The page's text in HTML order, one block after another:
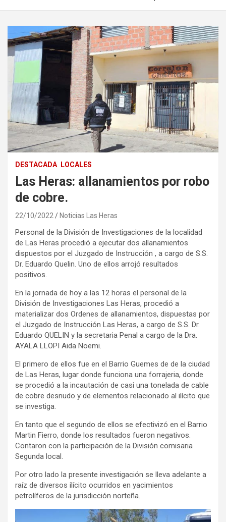
DESTACADA LOCALES
Las Heras: allanamientos por robo
de cobre.
22/10/2022 Noticias Las Heras
Personal de la División de Investigaciones de la localidad
de Las Heras procedió a ejecutar dos allanamientos
dispuestos por el Juzgado de Instrucción , a cargo de S.S.
Dr. Eduardo Quelin. Uno de ellos arrojó resultados
positivos.
En la jornada de hoy a las 12 horas el personal de la
División de Investigaciones Las Heras, procedió a
materializar dos Ordenes de allanamientos, dispuestas por
el Juzgado de Instrucción Las Heras, a cargo de S.S. Dr.
Eduardo QUELIN y la secretaria Penal a cargo de la Dra.
AYALA LLOPI Aida Noemi.
El primero de ellos fue en el Barrio Guemes de de la ciudad
de Las Heras, lugar donde funciona una forrajeria, donde
se procedió a la incautación de casi una tonelada de cable
de cobre desnudo y de elementos relacionado al ilícito que
se investiga.
En tanto que el segundo de ellos se efectivizó en el Barrio
Martin Fierro, donde los resultados fueron negativos.
Contaron con la participación de la División comisaria
Segunda local.
Por otro lado la presente investigación se lleva adelante a
raíz de diversos ilícito ocurridos en yacimientos
petrolíferos de la jurisdicción norteña.